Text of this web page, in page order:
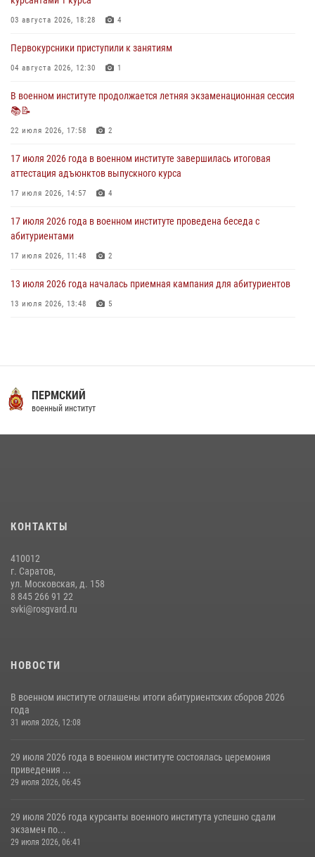
28 июля 2026 года в военном институте организована беседа и
праздничный молебен
В военном институте завершается летняя экзаменационная сессия
27 июля 2026 года в военном институте поощрены курсанты
27 июля 2026, 10:45
03 августа 2026, 18:28 4
Первокурсники приступили к занятиям
04 августа 2026, 12:30 1
В военном институте продолжается летняя экзаменационная сессия
📚📝
22 июля 2026, 17:58 2
17 июля 2026 года в военном институте завершилась итоговая
аттестация адъюнктов выпускного курса
17 июля 2026, 14:57 4
17 июля 2026 года в военном институте проведена беседа с
абитуриентами
17 июля 2026, 11:48 2
13 июля 2026 года началась приемная кампания для абитуриентов
13 июля 2026, 13:48 5
16 июля 2026, 12:29 3
29 июля 2026 года курсанты военного института успешно сдали
экзамен по вождению
31 июля 2026, 12:08
ПЕРМСКИЙ
военный институт
КОНТАКТЫ
410012
г. Саратов,
ул. Московская, д. 158
8 845 266 91 22
svki@rosgvard.ru
НОВОСТИ
В военном институте оглашены итоги абитуриентских сборов 2026
года
31 июля 2026, 12:08
29 июля 2026 года в военном институте состоялась церемония
приведения ...
29 июля 2026, 06:45
29 июля 2026 года курсанты военного института успешно сдали
экзамен по...
29 июля 2026, 06:41